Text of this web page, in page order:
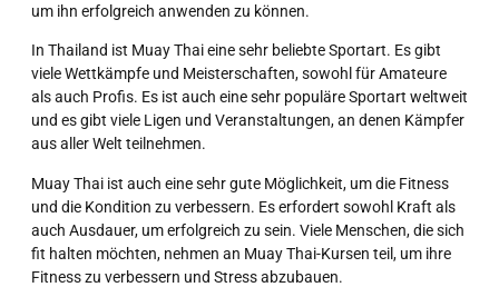
um ihn erfolgreich anwenden zu können.
In Thailand ist Muay Thai eine sehr beliebte Sportart. Es gibt
viele Wettkämpfe und Meisterschaften, sowohl für Amateure
als auch Profis. Es ist auch eine sehr populäre Sportart weltweit
und es gibt viele Ligen und Veranstaltungen, an denen Kämpfer
aus aller Welt teilnehmen.
Muay Thai ist auch eine sehr gute Möglichkeit, um die Fitness
und die Kondition zu verbessern. Es erfordert sowohl Kraft als
auch Ausdauer, um erfolgreich zu sein. Viele Menschen, die sich
fit halten möchten, nehmen an Muay Thai-Kursen teil, um ihre
Fitness zu verbessern und Stress abzubauen.